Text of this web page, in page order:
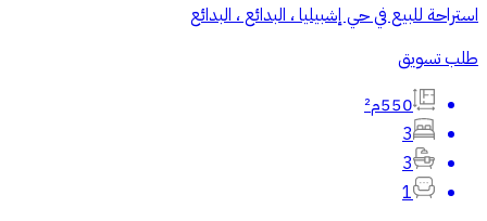
استراحة للبيع في حي إشبيليا ، البدائع ، البدائع
طلب تسويق
550م²
3
3
1